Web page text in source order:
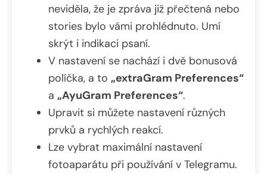
neviděla, že je zpráva již přečtená nebo
stories bylo vámi prohlédnuto. Umí
skrýt i indikaci psaní.
V nastavení se nachází i dvě bonusová
políčka, a to „extraGram Preferences“
a „AyuGram Preferences“.
Upravit si můžete nastavení různých
prvků a rychlých reakcí.
Lze vybrat maximální nastavení
fotoaparátu při používání v Telegramu.